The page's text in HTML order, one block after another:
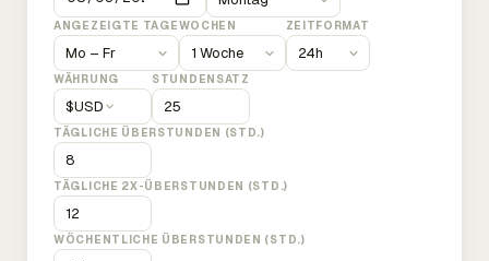
ANGEZEIGTE TAGEWOCHEN ZEITFORMAT
WÄHRUNG
$USD
STUNDENSATZ
TÄGLICHE ÜBERSTUNDEN (STD.)
TÄGLICHE 2X-ÜBERSTUNDEN (STD.)
WÖCHENTLICHE ÜBERSTUNDEN (STD.)